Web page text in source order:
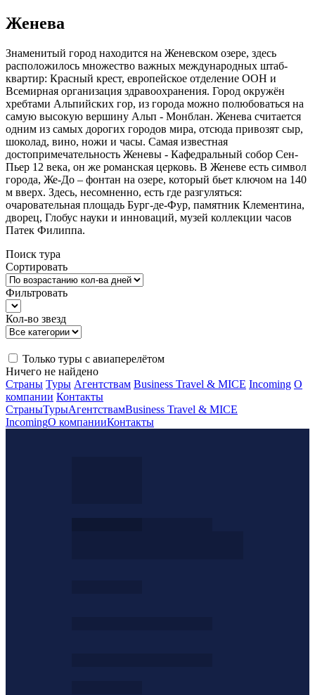
Женева
Знаменитый город находится на Женевском озере, здесь
расположилось множество важных международных штаб-
квартир: Красный крест, европейское отделение ООН и
Всемирная организация здравоохранения. Город окружён
хребтами Альпийских гор, из города можно полюбоваться на
самую высокую вершину Альп - Монблан. Женева считается
одним из самых дорогих городов мира, отсюда привозят сыр,
шоколад, вино, ножи и часы. Самая известная
достопримечательность Женевы - Кафедральный собор Сен-
Пьер 12 века, он же романская церковь. В Женеве есть символ
города, Же-До – фонтан на озере, который бьет ключом на 140
м вверх. Здесь, несомненно, есть где разгуляться:
очаровательная площадь Бург-де-Фур, памятник Клементина,
дворец, Глобус науки и инноваций, музей коллекции часов
Патек Филиппа.
Поиск тура
Сортировать
Фильтровать
Кол-во звезд
Только туры с авиаперелётом
Ничего не найдено
Страны Туры Агентствам Business Travel & MICE Incoming О
компании Контакты
СтраныТурыАгентствамBusiness Travel & MICE
IncomingО компанииКонтакты